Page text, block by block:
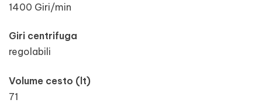
1400 Giri/min
Giri centrifuga
regolabili
Volume cesto (lt)
71